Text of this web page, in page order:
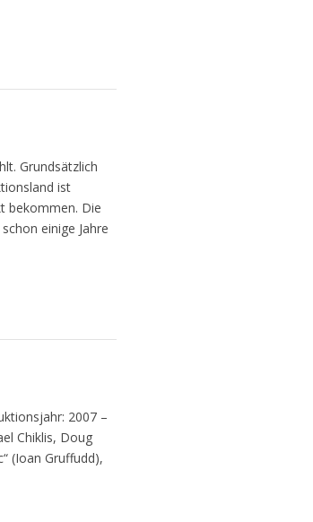
Grundsätzlich
ist
bekommen. Die
einige Jahre
2007 –
Chiklis, Doug
(Ioan Gruffudd),